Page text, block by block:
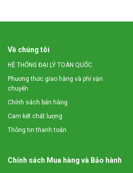
Kích thước ngô mảnh vụn (mm)
Trọng lượng máy chưa tính động cơ
Kích thước (mm)
Ngoài sản phẩm máy nghiền hạt
ăn chăn nuôi đa năngkhác. Các
luôn đi đầu trong lĩnh vực chế biến
Về chúng tôi
HỆ THỐNG ĐẠI LÝ TOÀN QUỐC
Phương thức giao hàng và phí vận
chuyển
Chính sách bán hàng
Cam kết chất lượng
Thông tin thanh toán
Chính sách Mua hàng và Bảo hành